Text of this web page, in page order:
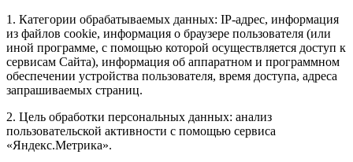
1. Категории обрабатываемых данных: IP-адрес, информация
из файлов cookie, информация о браузере пользователя (или
иной программе, с помощью которой осуществляется доступ к
сервисам Сайта), информация об аппаратном и программном
обеспечении устройства пользователя, время доступа, адреса
запрашиваемых страниц.
2. Цель обработки персональных данных: анализ
пользовательской активности с помощью сервиса
«Яндекс.Метрика».